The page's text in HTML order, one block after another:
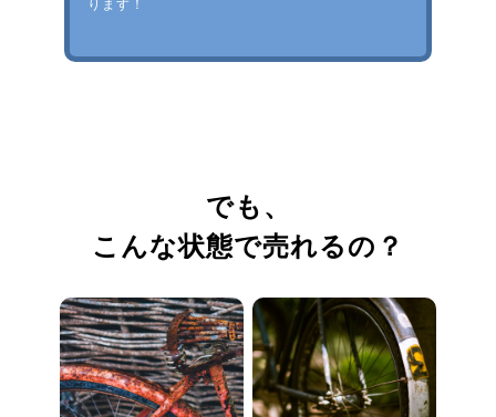
ります！
でも、
こんな状態で売れるの？